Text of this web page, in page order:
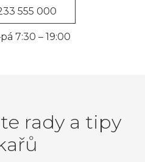
555 000
7:30 – 19:00
rady a tipy